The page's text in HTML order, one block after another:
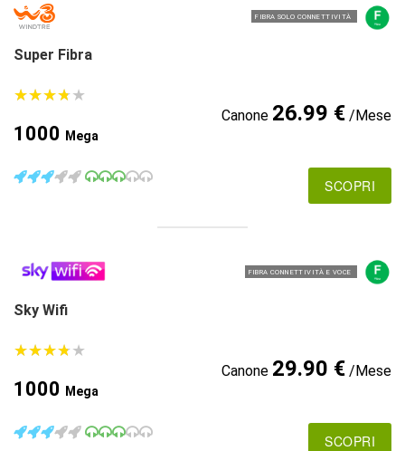
FIBRA SOLO CONNETTIVITÀ
Super Fibra
★★★★★
★★★★★
1000 Mega
Canone 26.99 €/Mese
SCOPRI
FIBRA CONNETTIVITÀ E VOCE
Sky Wifi
★★★★★
★★★★★
1000 Mega
Canone 29.90 €/Mese
SCOPRI